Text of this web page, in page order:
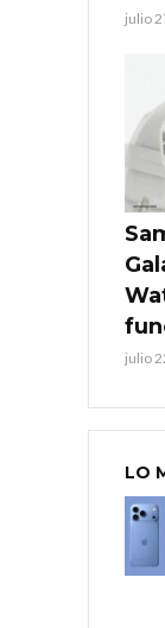
julio
julio
LO